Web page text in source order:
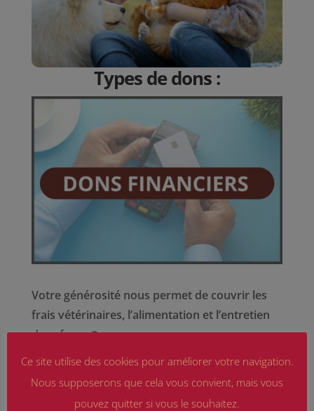
Types de dons :
Votre générosité nous permet de couvrir les
frais vétérinaires, l’alimentation et l’entretien
du refuge.🙏
Chaque euro compte !
Ce site utilise des cookies pour améliorer votre navigation.
Nous supposerons que cela vous convient, mais vous
pouvez quitter si vous le souhaitez.